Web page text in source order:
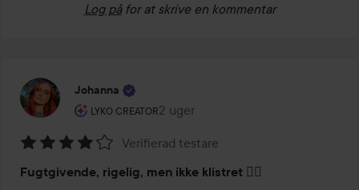
Log på for at skrive en kommentar
Johanna
LYKO CREATOR
Brugerens rolle: Lyko Creator.
2 uger
Posten blev oprettet 2 uger
4
Verifierad testare
Fugtgivende, rigelig, men ikke klistret 👌🏼